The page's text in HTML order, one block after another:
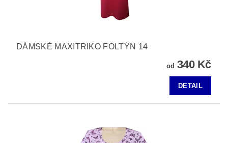
DÁMSKÉ MAXITRIKO FOLTÝN 14
od 340 Kč
DETAIL